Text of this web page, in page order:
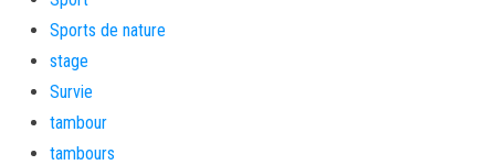
Sports de nature
stage
Survie
tambour
tambours